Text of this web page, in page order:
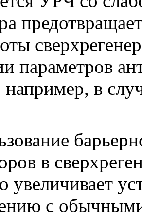
параметров
в
в
увеличивает
с